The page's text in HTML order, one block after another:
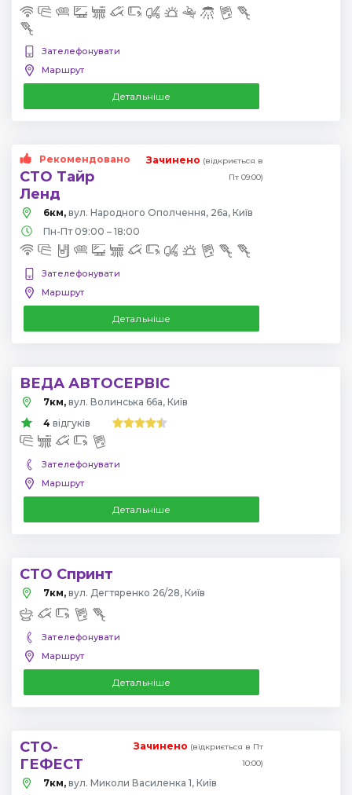
Зателефонувати
Маршрут
Детальніше
Рекомендовано
СТО Тайр
Ленд
Зачинено (відкриється в
Пт 09:00)
6км, вул. Народного Ополчення, 26а, Київ
Пн-Пт 09:00 – 18:00
Зателефонувати
Маршрут
Детальніше
ВЕДА АВТОСЕРВІС
7км, вул. Волинська 66а, Київ
4 відгуків
Зателефонувати
Маршрут
Детальніше
СТО Спринт
7км, вул. Дегтяренко 26/28, Київ
Зателефонувати
Маршрут
Детальніше
СТО-
ГЕФЕСТ
Зачинено (відкриється в Пт
10:00)
7км, вул. Миколи Василенка 1, Київ